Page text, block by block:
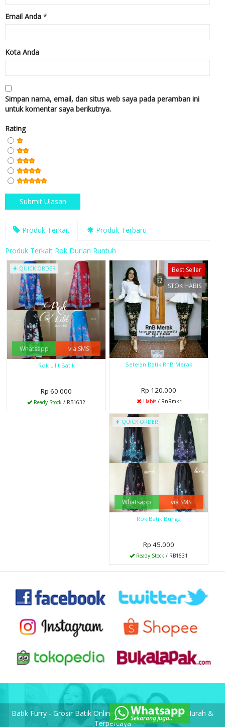
Email Anda *
Kota Anda
Simpan nama, email, dan situs web saya pada peramban ini
untuk komentar saya berikutnya.
Rating
Produk Terkait Produk Terbaru
Produk Terkait Rok Durian Runtuh
QUICK ORDER
Whatsapp via SMS
Rok Lilit Batik
Rp 60.000
Ready Stock / RB1632
Best Seller
STOK HABIS
Setelan Batik RnB Merak
Rp 120.000
Habis/ RnRmkr
QUICK ORDER
Whatsapp via SMS
Rok Batik Bunga
Rp 45.000
Ready Stock / RB1631
Batik Furry - Grosir Batik Online Pekalongan, Mudah, Murah &
Terpercaya